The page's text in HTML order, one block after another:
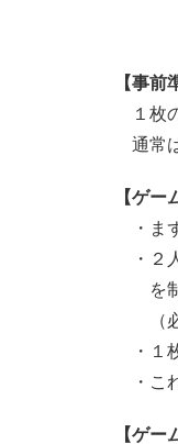
【事前
１枚の
通常は
【ゲー
・まず
・２人
を制限
（必要
・１枚
・これ
【ゲー